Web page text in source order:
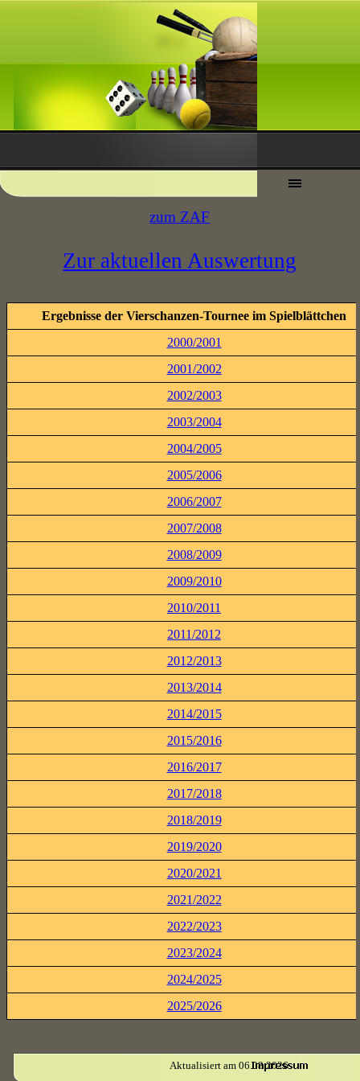
zum ZAF
Zur aktuellen Auswertung
Ergebnisse der Vierschanzen-Tournee im Spielblättchen
2000/2001
2001/2002
2002/2003
2003/2004
2004/2005
2005/2006
2006/2007
2007/2008
2008/2009
2009/2010
2010/2011
2011/2012
2012/2013
2013/2014
2014/2015
2015/2016
2016/2017
2017/2018
2018/2019
2019/2020
2020/2021
2021/2022
2022/2023
2023/2024
2024/2025
2025/2026
Aktualisiert am 06.08.2026